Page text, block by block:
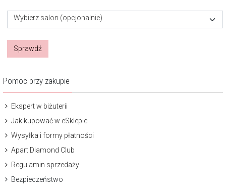
Wybierz salon (opcjonalnie)
Sprawdź
Pomoc przy zakupie
Ekspert w biżuterii
Jak kupować w eSklepie
Wysyłka i formy płatności
Apart Diamond Club
Regulamin sprzedaży
Bezpieczeństwo